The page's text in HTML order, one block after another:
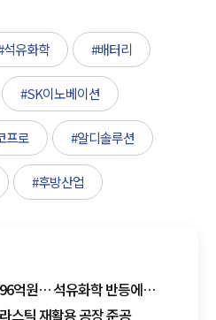
석유화학 #배터리
#SK이노베이션
프로 #알디솔루션
#후방산업
억원… 석유화학 반등에
스틱 재활용 공장 준공